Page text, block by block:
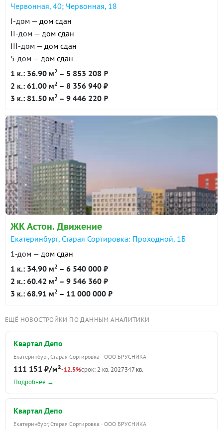
Червонная, 40; Червонная, 18
I-дом — дом сдан
II-дом — дом сдан
III-дом — дом сдан
5-дом — дом сдан
1 к.: 36.90 м2 – 5 853 208 ₽
2 к.: 61.00 м2 – 8 356 940 ₽
3 к.: 81.50 м2 – 9 446 220 ₽
ЖК Астон. Движение
Екатеринбург, Старая Сортировка: Проходной, 1Б
1-дом — дом сдан
1 к.: 34.90 м2 – 6 540 000 ₽
2 к.: 60.42 м2 – 9 546 360 ₽
3 к.: 68.91 м2 – 11 000 000 ₽
ЕЩЁ НОВОСТРОЙКИ ПО ДАННЫМ АНАЛИТИКИ
Квартал Депо
Екатеринбург, Старая Сортировка · ООО БРУСНИКА
111 151 ₽/м²-12.5%срок: 2 кв. 2027347 кв.
Подробнее →
Квартал Депо
Екатеринбург, Старая Сортировка · ООО БРУСНИКА